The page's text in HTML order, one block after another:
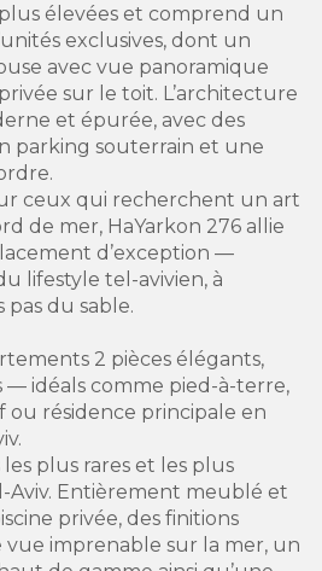
élevées et comprend un
exclusives, dont un
avec vue panoramique
sur le toit. L’architecture
et épurée, avec des
parking souterrain et une
ceux qui recherchent un art
de mer, HaYarkon 276 allie
d’exception —
lifestyle tel-avivien, à
du sable.
2 pièces élégants,
— idéals comme pied-à-terre,
ou résidence principale en
plus rares et les plus
Aviv. Entièrement meublé et
privée, des finitions
imprenable sur la mer, un